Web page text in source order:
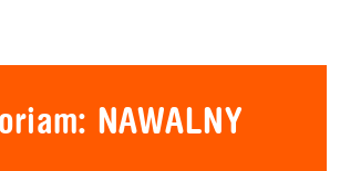
NAWALNY